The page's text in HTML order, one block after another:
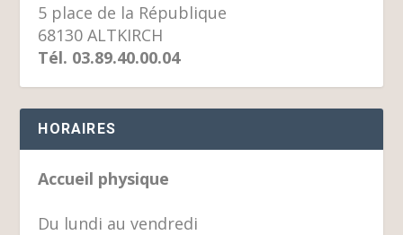
5 place de la République
68130 ALTKIRCH
Tél. 03.89.40.00.04
HORAIRES
Accueil physique
Du lundi au vendredi